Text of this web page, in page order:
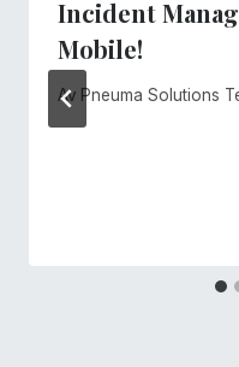
Incident
Mobile!
Av Pneuma Solutions